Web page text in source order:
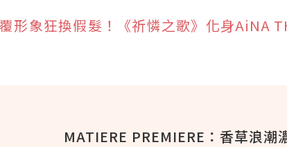
形象狂換假髮！《祈憐之歌》化身AiNA
MATIERE PREMIERE：香草浪潮